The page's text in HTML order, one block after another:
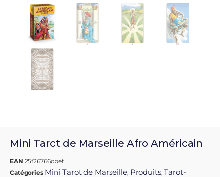
Mini Tarot de Marseille Afro Américain
EAN 25f26766dbef
Catégories Mini Tarot de Marseille, Produits, Tarot-